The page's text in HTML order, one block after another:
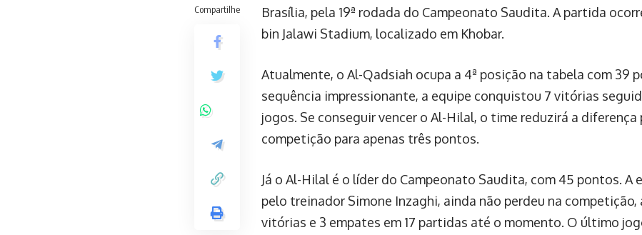
Compartilhe
Brasília, pela 19ª rodada do Campeonato Saudita. A partida
bin Jalawi Stadium, localizado em Khobar.
Atualmente, o Al-Qadsiah ocupa a 4ª posição na tabela com 39
sequência impressionante, a equipe conquistou 7 vitórias
jogos. Se conseguir vencer o Al-Hilal, o time reduzirá a diferença
competição para apenas três pontos.
Já o Al-Hilal é o líder do Campeonato Saudita, com 45 pontos. A
pelo treinador Simone Inzaghi, ainda não perdeu na competição,
vitórias e 3 empates em 17 partidas até o momento. O último